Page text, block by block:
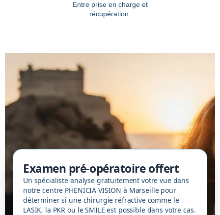
Entre prise en charge et
récupération.
Examen pré-opératoire offert
Un spécialiste analyse gratuitement votre vue dans
notre centre PHENICIA VISION à Marseille pour
déterminer si une chirurgie réfractive comme le
LASIK, la PKR ou le SMILE est possible dans votre cas.